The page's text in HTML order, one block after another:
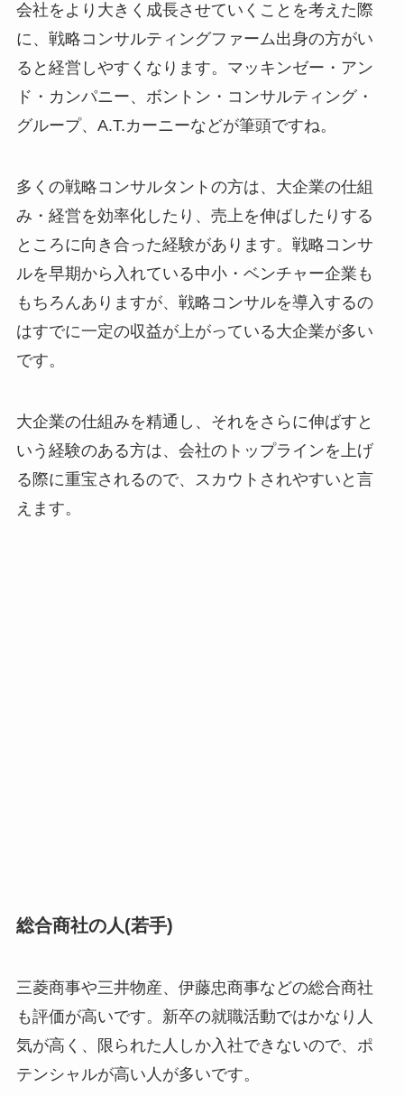
会社をより大きく成長させていくことを考えた際
に、戦略コンサルティングファーム出身の方がい
ると経営しやすくなります。マッキンゼー・アン
ド・カンパニー、ボントン・コンサルティング・
グループ、A.T.カーニーなどが筆頭ですね。
多くの戦略コンサルタントの方は、大企業の仕組
み・経営を効率化したり、売上を伸ばしたりする
ところに向き合った経験があります。戦略コンサ
ルを早期から入れている中小・ベンチャー企業も
もちろんありますが、戦略コンサルを導入するの
はすでに一定の収益が上がっている大企業が多い
です。
大企業の仕組みを精通し、それをさらに伸ばすと
いう経験のある方は、会社のトップラインを上げ
る際に重宝されるので、スカウトされやすいと言
えます。
総合商社の人(若手)
三菱商事や三井物産、伊藤忠商事などの総合商社
も評価が高いです。新卒の就職活動ではかなり人
気が高く、限られた人しか入社できないので、ポ
テンシャルが高い人が多いです。